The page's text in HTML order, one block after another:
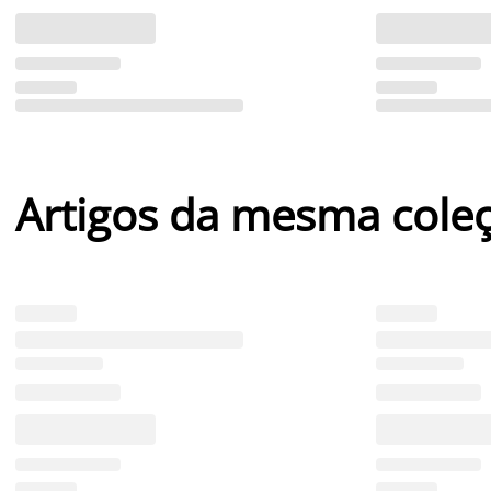
Artigos da mesma